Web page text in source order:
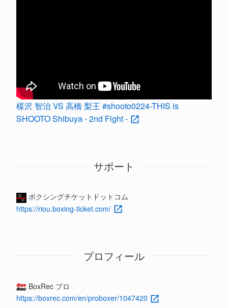
楳沢 智治 VS 高橋 梨王 #shooto0224-THIS is
SHOOTO Shibuya - 2nd Fight -
サポート
ボクシングチケットドットコム
https://riou.boxing-ticket.com/
プロフィール
BoxRec プロ
https://boxrec.com/en/proboxer/1047420